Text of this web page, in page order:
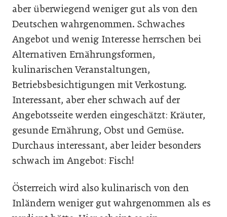
aber überwiegend weniger gut als von den
Deutschen wahrgenommen. Schwaches
Angebot und wenig Interesse herrschen bei
Alternativen Ernährungsformen,
kulinarischen Veranstaltungen,
Betriebsbesichtigungen mit Verkostung.
Interessant, aber eher schwach auf der
Angebotsseite werden eingeschätzt: Kräuter,
gesunde Ernährung, Obst und Gemüse.
Durchaus interessant, aber leider besonders
schwach im Angebot: Fisch!
Österreich wird also kulinarisch von den
Inländern weniger gut wahrgenommen als es